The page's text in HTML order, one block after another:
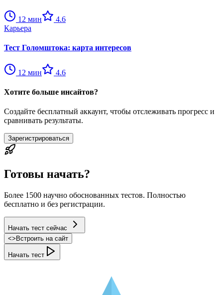
12 мин
4.6
Карьера
Тест Голомштока: карта интересов
12 мин 4.6
Хотите больше инсайтов?
Создайте бесплатный аккаунт, чтобы отслеживать прогресс и
сравнивать результаты.
Зарегистрироваться
Готовы начать?
Более 1500 научно обоснованных тестов. Полностью
бесплатно и без регистрации.
Начать тест сейчас
<> Встроить на сайт
Начать тест